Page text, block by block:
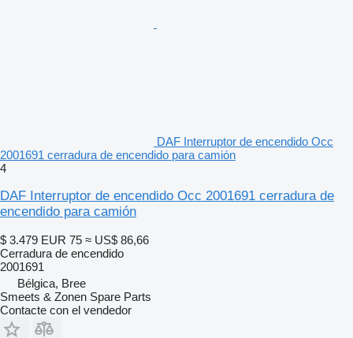
DAF Interruptor de encendido Occ
2001691 cerradura de encendido para camión
4
DAF Interruptor de encendido Occ 2001691 cerradura de
encendido para camión
$ 3.479 EUR 75 ≈ US$ 86,66
Cerradura de encendido
2001691
Bélgica, Bree
Smeets & Zonen Spare Parts
Contacte con el vendedor